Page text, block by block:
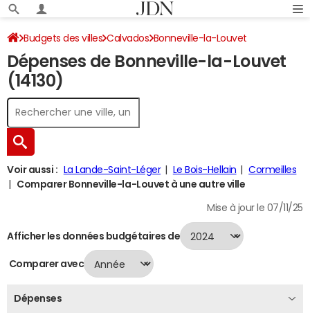
Budgets des villes Calvados Bonneville-la-Louvet
Dépenses 2024
Dépenses de Bonneville-la-Louvet
(14130)
Voir aussi : La Lande-Saint-Léger Le Bois-Hellain
Cormeilles
Comparer Bonneville-la-Louvet à une autre ville
Mise à jour le 07/11/25
Afficher les données budgétaires de
Comparer avec
Dépenses